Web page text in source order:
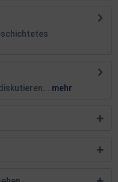
mehr